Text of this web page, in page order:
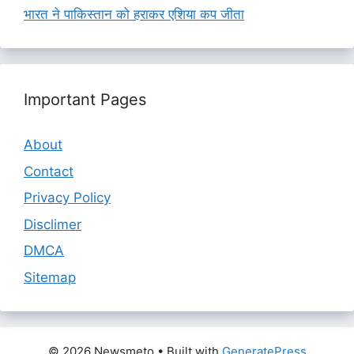
भारत ने पाकिस्तान को हराकर एशिया कप जीता
Important Pages
About
Contact
Privacy Policy
Disclimer
DMCA
Sitemap
© 2026 Newsmeto • Built with GeneratePress